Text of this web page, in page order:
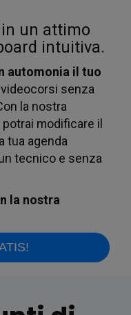
un attimo
intuitiva.
automonia il tuo
videocorsi senza
la nostra
modificare il
tua agenda
tecnico e senza
la nostra